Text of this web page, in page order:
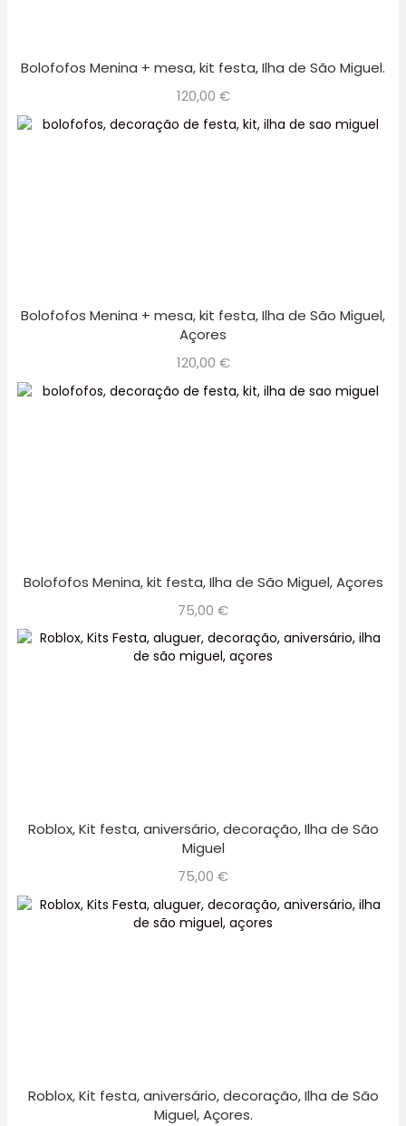
Bolofofos Menina + mesa, kit festa, Ilha de São Miguel.
120,00 €
Bolofofos Menina + mesa, kit festa, Ilha de São Miguel,
Açores
120,00 €
Bolofofos Menina, kit festa, Ilha de São Miguel, Açores
75,00 €
Roblox, Kit festa, aniversário, decoração, Ilha de São
Miguel
75,00 €
Roblox, Kit festa, aniversário, decoração, Ilha de São
Miguel, Açores.